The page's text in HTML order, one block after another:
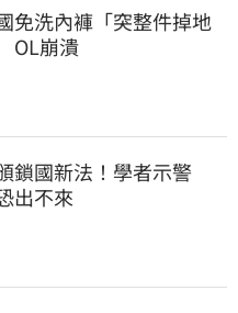
免洗內褲「突整件掉地
OL崩潰
鎖國新法！學者示警
出不來